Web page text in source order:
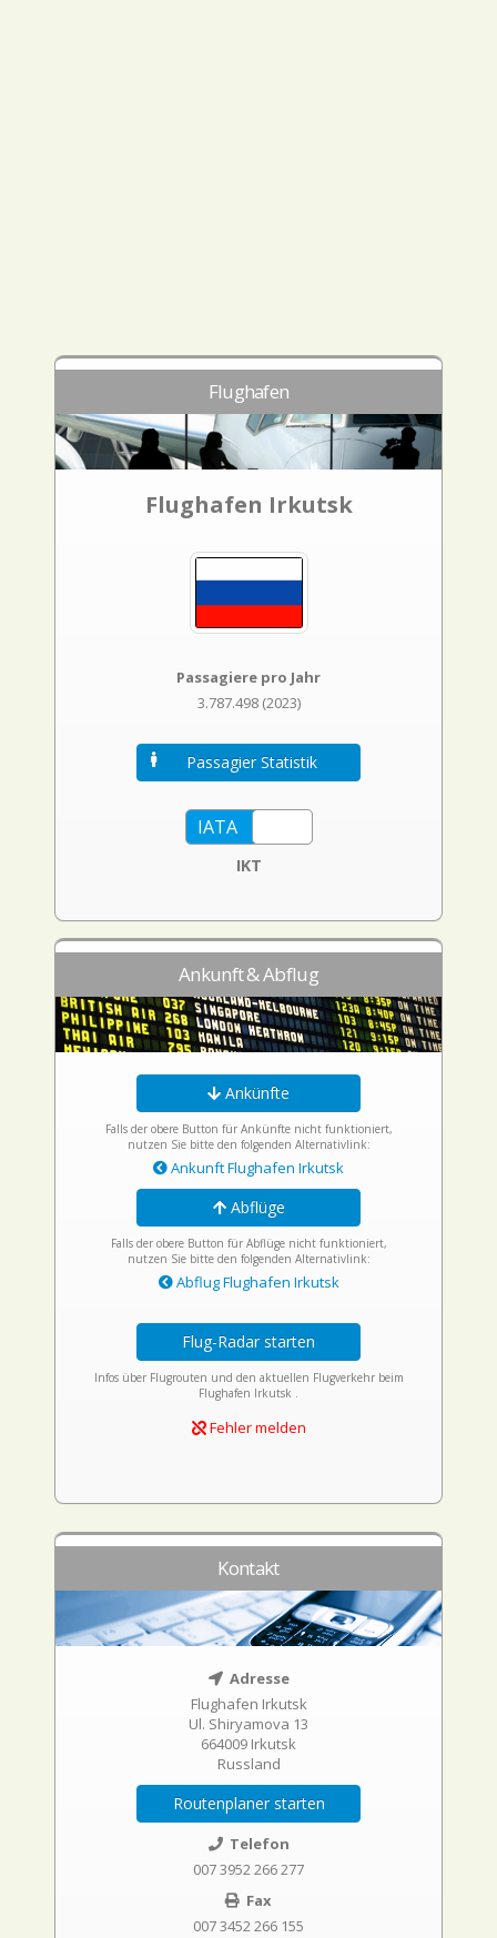
Flughafen
Flughafen Irkutsk
Passagiere pro Jahr
3.787.498 (2023)
Passagier Statistik
IKT
Ankunft & Abflug
Ankünfte
Falls der obere Button für Ankünfte nicht funktioniert,
nutzen Sie bitte den folgenden Alternativlink:
Ankunft Flughafen Irkutsk
Abflüge
Falls der obere Button für Abflüge nicht funktioniert,
nutzen Sie bitte den folgenden Alternativlink:
Abflug Flughafen Irkutsk
Flug-Radar starten
Infos über Flugrouten und den aktuellen Flugverkehr beim
Flughafen Irkutsk .
Fehler melden
Kontakt
Adresse
Flughafen Irkutsk
Ul. Shiryamova 13
664009 Irkutsk
Russland
Routenplaner starten
Telefon
007 3952 266 277
Fax
007 3452 266 155